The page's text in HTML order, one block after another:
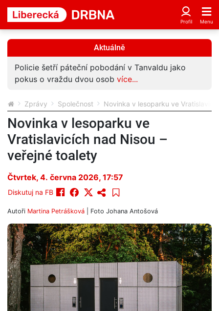
Aktuálně
Policie šetří páteční pobodání v Tanvaldu jako
pokus o vraždu dvou osob více...
Zprávy Společnost Novinka v lesoparku ve
Novinka v lesoparku ve
Vratislavicích nad Nisou –
veřejné toalety
Čtvrtek, 4. června 2026, 17:57
Diskutuj na FB
Autoři Martina Petrášková | Foto Johana Antošová